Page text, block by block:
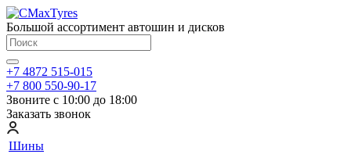
Большой ассортимент автошин и дисков
+7 4872 515-015
+7 800 550-90-17
Звоните с 10:00 до 18:00
Заказать звонок
Шины